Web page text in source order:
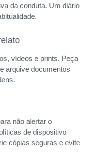
da conduta. Um diário
vídeos e prints. Peça
arquive documentos
não alertar o
de dispositivo
cópias seguras e evite